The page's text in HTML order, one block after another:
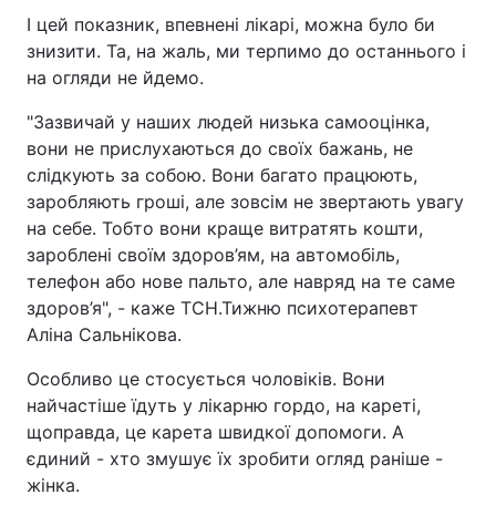
І цей показник, впевнені лікарі, можна було би
знизити. Та, на жаль, ми терпимо до останнього і
на огляди не йдемо.
"Зазвичай у наших людей низька самооцінка,
вони не прислухаються до своїх бажань, не
слідкують за собою. Вони багато працюють,
заробляють гроші, але зовсім не звертають увагу
на себе. Тобто вони краще витратять кошти,
зароблені своїм здоров’ям, на автомобіль,
телефон або нове пальто, але навряд на те саме
здоров’я", - каже ТСН.Тижню психотерапевт
Аліна Сальнікова.
Особливо це стосується чоловіків. Вони
найчастіше їдуть у лікарню гордо, на кареті,
щоправда, це карета швидкої допомоги. А
єдиний - хто змушує їх зробити огляд раніше -
жінка.